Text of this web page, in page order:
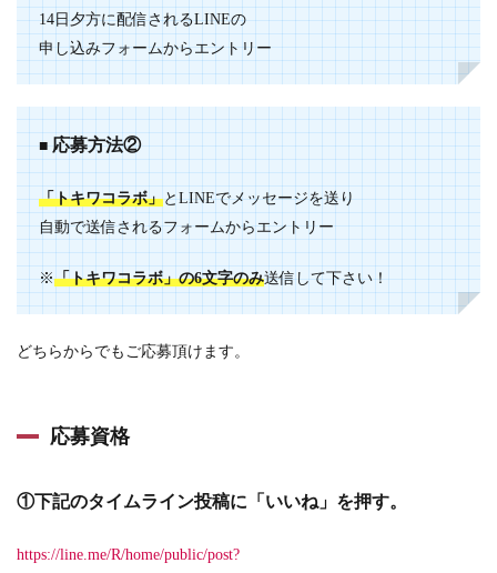
14日夕方に配信されるLINEの
申し込みフォームからエントリー
■応募方法②
「トキワコラボ」とLINEでメッセージを送り
自動で送信されるフォームからエントリー
※「トキワコラボ」の6文字のみ送信して下さい！
どちらからでもご応募頂けます。
応募資格
①下記のタイムライン投稿に「いいね」を押す。
https://line.me/R/home/public/post?